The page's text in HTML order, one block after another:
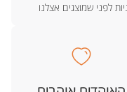
לפני שמוצגים אצלנו